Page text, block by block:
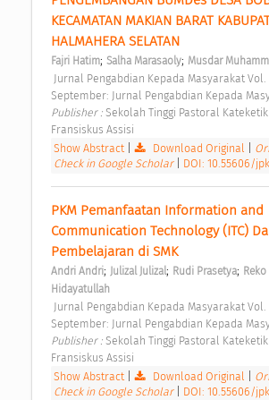
KECAMATAN MAKIAN BARAT
HALMAHERA SELATAN
Fajri Hatim; Salha Marasaoly; Musdar
September: Jurnal Pengabdian Kepada
Publisher : Sekolah Tinggi Pastoral
Fransiskus Assisi
Show Abstract| Download Original
Check in Google Scholar
DOI: 10.55606/
PKM Pemanfaatan Information and
Communication Technology (ITC)
Pembelajaran di SMK
Andri Andri; Julizal Julizal; Rudi Prasetya;
Hidayatullah
September: Jurnal Pengabdian Kepada
Publisher : Sekolah Tinggi Pastoral
Fransiskus Assisi
Show Abstract| Download Original
Check in Google Scholar
DOI: 10.55606/